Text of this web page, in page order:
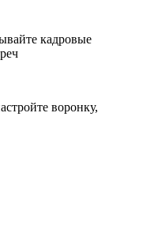
кадровые
воронку,